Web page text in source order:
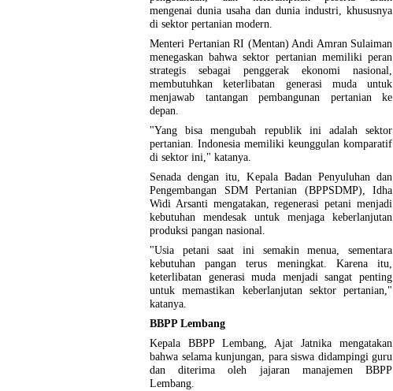
mengenai dunia usaha dan dunia industri, khususnya
di sektor pertanian modern.
Menteri Pertanian RI (Mentan) Andi Amran Sulaiman
menegaskan bahwa sektor pertanian memiliki peran
strategis sebagai penggerak ekonomi nasional,
membutuhkan keterlibatan generasi muda untuk
menjawab tantangan pembangunan pertanian ke
depan.
"Yang bisa mengubah republik ini adalah sektor
pertanian. Indonesia memiliki keunggulan komparatif
di sektor ini," katanya.
Senada dengan itu, Kepala Badan Penyuluhan dan
Pengembangan SDM Pertanian (BPPSDMP), Idha
Widi Arsanti mengatakan, regenerasi petani menjadi
kebutuhan mendesak untuk menjaga keberlanjutan
produksi pangan nasional.
"Usia petani saat ini semakin menua, sementara
kebutuhan pangan terus meningkat. Karena itu,
keterlibatan generasi muda menjadi sangat penting
untuk memastikan keberlanjutan sektor pertanian,"
katanya.
BBPP Lembang
Kepala BBPP Lembang, Ajat Jatnika mengatakan
bahwa selama kunjungan, para siswa didampingi guru
dan diterima oleh jajaran manajemen BBPP
Lembang.